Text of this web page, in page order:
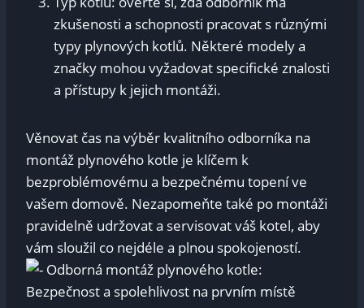
zkušenosti a schopnosti pracovat s různými
typy plynových kotlů. Některé modely a
značky mohou vyžadovat specifické znalosti
a přístupy k jejich montáži.
Věnovat čas na výběr kvalitního odborníka na
montáž plynového kotle je klíčem k
bezproblémovému a bezpečnému topení ve
vašem domově. Nezapomeňte také po montáži
pravidelně udržovat a servisovat váš kotel, aby
vám sloužil co nejdéle a plnou spokojeností.